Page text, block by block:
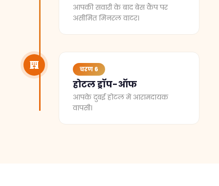
आपकी सवारी के बाद बेस कैंप पर
असीमित मिनरल वाटर।
चरण 6
होटल ड्रॉप-ऑफ
आपके दुबई होटल में आरामदायक
वापसी।